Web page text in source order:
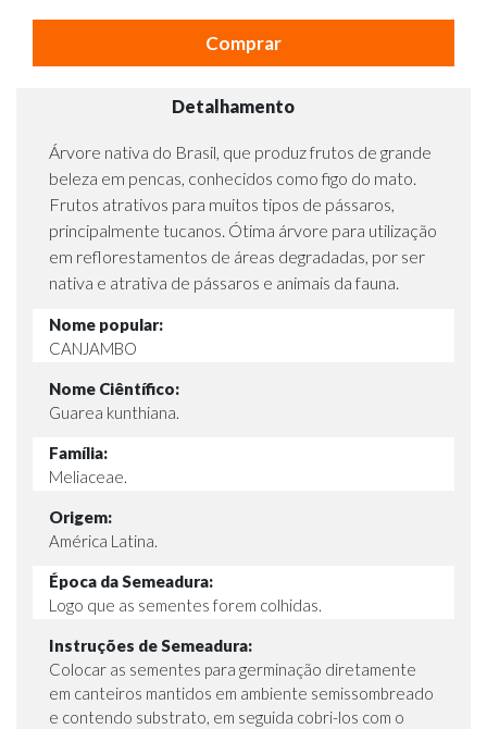
Comprar
Detalhamento
Árvore nativa do Brasil, que produz frutos de grande
beleza em pencas, conhecidos como figo do mato.
Frutos atrativos para muitos tipos de pássaros,
principalmente tucanos. Ótima árvore para utilização
em reflorestamentos de áreas degradadas, por ser
nativa e atrativa de pássaros e animais da fauna.
Nome popular:
CANJAMBO
Nome Ciêntífico:
Guarea kunthiana.
Família:
Meliaceae.
Origem:
América Latina.
Época da Semeadura:
Logo que as sementes forem colhidas.
Instruções de Semeadura:
Colocar as sementes para germinação diretamente
em canteiros mantidos em ambiente semissombreado
e contendo substrato, em seguida cobri-los com o